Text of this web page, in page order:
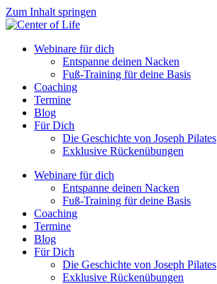
Zum Inhalt springen
Webinare für dich
Entspanne deinen Nacken
Fuß-Training für deine Basis
Coaching
Termine
Blog
Für Dich
Die Geschichte von Joseph Pilates
Exklusive Rückenübungen
Webinare für dich
Entspanne deinen Nacken
Fuß-Training für deine Basis
Coaching
Termine
Blog
Für Dich
Die Geschichte von Joseph Pilates
Exklusive Rückenübungen